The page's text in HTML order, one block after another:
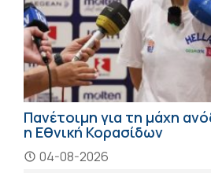
Πανέτοιμη για τη μάχη
η Εθνική Κορασίδων
04-08-2026